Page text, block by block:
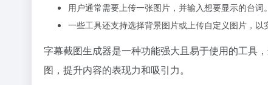
用户通常需要上传一张图片，并输入想要显示的台
一些工具还支持选择背景图片或上传自定义图片，以
字幕截图生成器是一种功能强大且易于使用的工具
图，提升内容的表现力和吸引力。